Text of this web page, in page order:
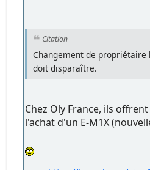
Citation
Changement de
doit disparaître.
Chez Oly France, ils
l'achat d'un E-M1X